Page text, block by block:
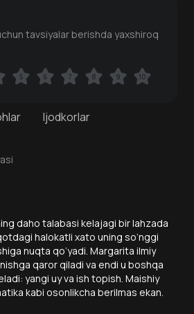
Ijodkorlar
daho talabasi kelajagi bir lahzada
halokatli xato uning so‘nggi
nuqta qo‘yadi. Margarita ilmiy
qaror qiladi va endi u boshqa
yangi uy va ish topish. Maishiy
kabi osonlikcha berilmas ekan.
tavsiyalar berishda yaxshiroq
5 6 7 8 9 10
5 6 7 8 9 10